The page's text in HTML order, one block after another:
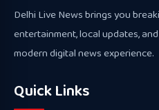
Delhi Live News brings you
entertainment, local updates,
modern digital news experience.
Quick Links